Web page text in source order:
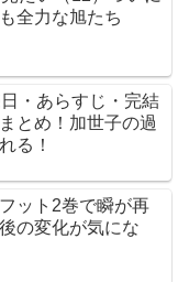
全力な旭たち
・あらすじ・完結
とめ！加世子の過
る！
ット2巻で瞬が再
の変化が気にな